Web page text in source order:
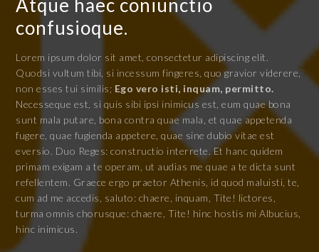
Atque haec coniunctio
confusioque.
Lorem ipsum dolor sit amet, consectetur adipiscing elit.
Quodsi vultum tibi, si incessum fingeres, quo gravior viderere,
non esses tui similis; Ego vero isti, inquam, permitto.
Necesseque est, si quis sibi ipsi inimicus est, eum quae bona
sunt mala putare, bona contra quae mala, et quae appetenda
fugere, quae fugienda appetere, quae sine dubio vitae est
eversio. Duo Reges: constructio interrete. Et hanc quidem
primam exigam a te operam, ut audias me quae a te dicta sunt
refellentem. Graece ergo praetor Athenis, id quod maluisti, te,
cum ad me accedis, saluto: chaere, inquam, Tite! lictores,
turma omnis chorusque: chaere, Tite! hinc hostis mi Albucius,
hinc inimicus.